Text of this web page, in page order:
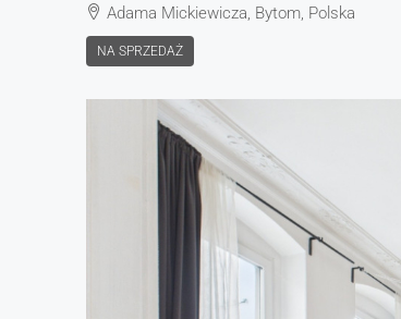
Adama Mickiewicza, Bytom, Polska
NA SPRZEDAŻ